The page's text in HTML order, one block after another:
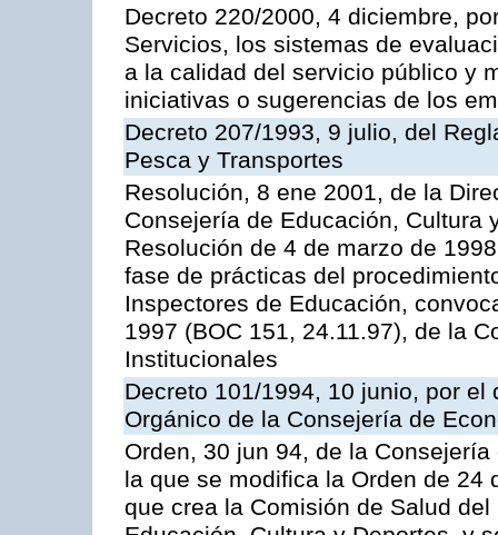
Decreto 220/2000, 4 diciembre,
Servicios, los sistemas de
a la calidad del servicio público y
iniciativas o sugerencias de los
Decreto 207/1993, 9 julio, del
Pesca y Transportes
Resolución, 8 ene 2001, de la
Consejería de Educación, Cultura
Resolución de 4 de marzo de
fase de prácticas del
Inspectores de Educación,
1997 (BOC 151, 24.11.97), de la
Institucionales
Decreto 101/1994, 10 junio, por
Orgánico de la Consejería de
Orden, 30 jun 94, de la
la que se modifica la Orden de 24
que crea la Comisión de Salud